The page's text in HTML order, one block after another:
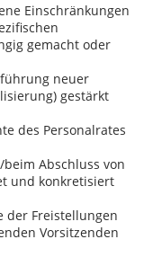
Einschränkungen
gemacht oder
neuer
gestärkt
des Personalrates
Abschluss von
und konkretisiert
der Freistellungen
Vorsitzenden